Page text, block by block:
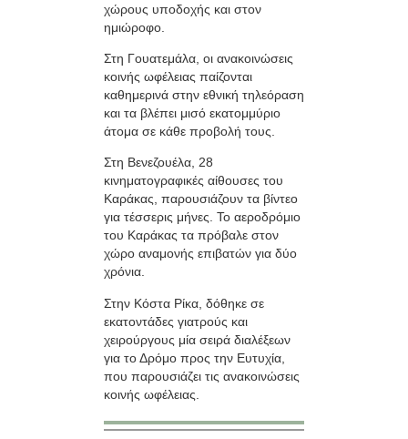
χώρους υποδοχής και στον
ημιώροφο.
Στη Γουατεμάλα, οι ανακοινώσεις
κοινής ωφέλειας παίζονται
καθημερινά στην εθνική τηλεόραση
και τα βλέπει μισό εκατομμύριο
άτομα σε κάθε προβολή τους.
Στη Βενεζουέλα, 28
κινηματογραφικές αίθουσες του
Καράκας, παρουσιάζουν τα βίντεο
για τέσσερις μήνες. Το αεροδρόμιο
του Καράκας τα πρόβαλε στον
χώρο αναμονής επιβατών για δύο
χρόνια.
Στην Κόστα Ρίκα, δόθηκε σε
εκατοντάδες γιατρούς και
χειρούργους μία σειρά διαλέξεων
για το Δρόμο προς την Ευτυχία,
που παρουσιάζει τις ανακοινώσεις
κοινής ωφέλειας.